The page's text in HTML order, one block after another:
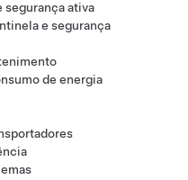
segurança ativa
e segurança
de energia